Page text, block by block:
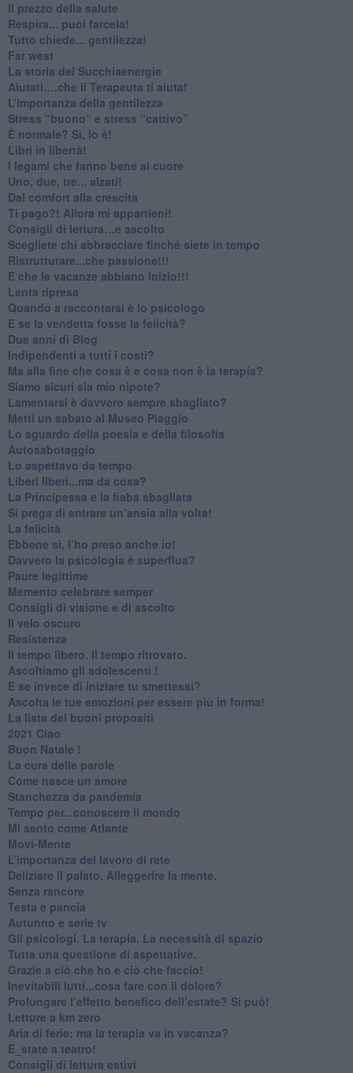
​Il prezzo della salute
​Respira... puoi farcela!
​Tutto chiede... gentilezza!
​Far west
​La storia dei Succhiaenergie
​Aiutati….che il Terapeuta ti aiuta!
​L’importanza della gentilezza
​Stress “buono” e stress “cattivo”
​È normale? Sì, lo è!
​Libri in libertà!
​I legami che fanno bene al cuore
Uno, due, tre... alzati!​
​Dal comfort alla crescita
​Ti pago?! Allora mi appartieni!​
​Consigli di lettura…e ascolto
​Scegliete chi abbracciare finché siete in tempo
​Ristrutturare...che passione!!!
​E che le vacanze abbiano inizio!!!
​Lenta ripresa
​Quando a raccontarsi è lo psicologo
​E se la vendetta fosse la felicità?
​Due anni di Blog
​Indipendenti a tutti i costi?
​Ma alla fine che cosa è e cosa non è la terapia?
​Siamo sicuri sia mio nipote?
​Lamentarsi è davvero sempre sbagliato?
​Metti un sabato al Museo Piaggio
​Lo sguardo della poesia e della filosofia
Autosabotaggio
​Lo aspettavo da tempo
​Liberi liberi...ma da cosa?
​La Principessa e la fiaba sbagliata
Si prega di entrare un’ansia alla volta!
​La felicità
​Ebbene sì, l’ho preso anche io!
​Davvero la psicologia è superflua?
Paure legittime
​Memento celebrare semper
​Consigli di visione e di ascolto
​Il velo oscuro
Resistenza
​Il tempo libero. Il tempo ritrovato.
Ascoltiamo gli adolescenti !
​E se invece di iniziare tu smettessi?
​Ascolta le tue emozioni per essere più in forma!
​La lista dei buoni propositi
2021 Ciao
Buon Natale !
​La cura delle parole
​Come nasce un amore
Stanchezza da pandemia
​Tempo per...conoscere il mondo
​Mi sento come Atlante
​Movi-Mente
​L’importanza del lavoro di rete
​Deliziare il palato. Alleggerire la mente.
​Senza rancore
​Testa e pancia
​Autunno e serie tv
​Gli psicologi. La terapia. La necessità di spazio
​Tutta una questione di aspettative.
​Grazie a ciò che ho e ciò che faccio!
​Inevitabili lutti...cosa fare con il dolore?
Prolungare l’effetto benefico dell’estate? Si può!
​Letture a km zero
​Aria di ferie: ma la terapia va in vacanza?
​E_state a teatro!
​Consigli di lettura estivi